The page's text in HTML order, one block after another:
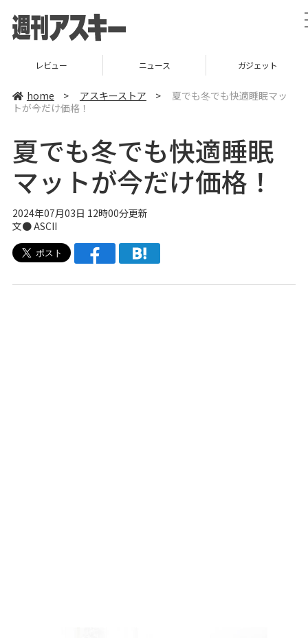
レビュー ニュース ガジェット
home > アスキーストア >
夏でも冬でも快適睡眠マッ
トが今だけ価格！
夏でも冬でも快適睡眠
マットが今だけ価格！
2024年07月03日 12時00分更新
文● ASCII